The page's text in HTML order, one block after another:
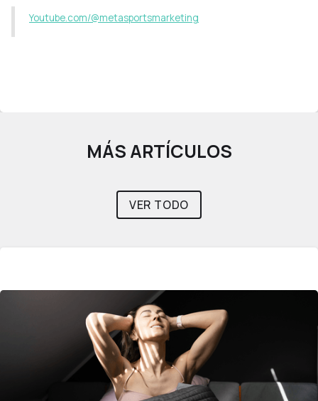
Youtube.com/@metasportsmarketing
MÁS ARTÍCULOS
VER TODO